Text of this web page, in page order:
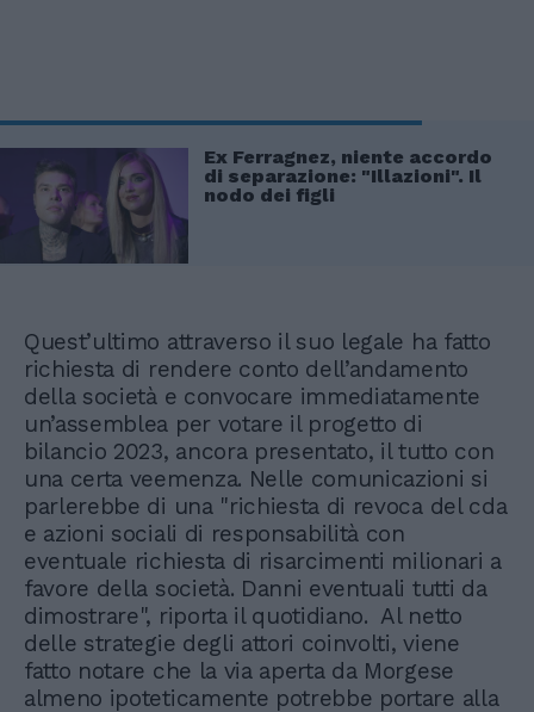
Ex Ferragnez, niente accordo
di separazione: "Illazioni". Il
nodo dei figli
Quest’ultimo attraverso il suo legale ha fatto
richiesta di rendere conto dell’andamento
della società e convocare immediatamente
un’assemblea per votare il progetto di
bilancio 2023, ancora presentato, il tutto con
una certa veemenza. Nelle comunicazioni si
parlerebbe di una "richiesta di revoca del cda
e azioni sociali di responsabilità con
eventuale richiesta di risarcimenti milionari a
favore della società. Danni eventuali tutti da
dimostrare", riporta il quotidiano. Al netto
delle strategie degli attori coinvolti, viene
fatto notare che la via aperta da Morgese
almeno ipoteticamente potrebbe portare alla